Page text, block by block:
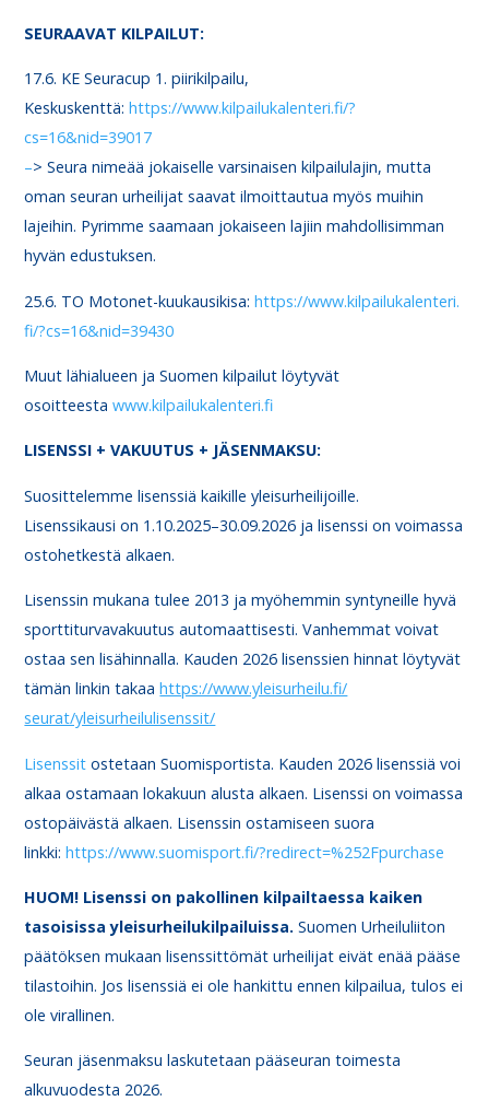
SEURAAVAT KILPAILUT:
17.6. KE Seuracup 1. piirikilpailu,
Keskuskenttä:https://www.kilpailukalenteri.fi/?
cs=16&nid=39017
–> Seura nimeää jokaiselle varsinaisen kilpailulajin, mutta
oman seuran urheilijat saavat ilmoittautua myös muihin
lajeihin. Pyrimme saamaan jokaiseen lajiin mahdollisimman
hyvän edustuksen.
25.6. TO Motonet-kuukausikisa:https://www.kilpailukalenteri.
fi/?cs=16&nid=39430
Muut lähialueen ja Suomen kilpailut löytyvät
osoitteestawww.kilpailukalenteri.fi
LISENSSI + VAKUUTUS + JÄSENMAKSU:
Suosittelemme lisenssiä kaikille yleisurheilijoille.
Lisenssikausi on 1.10.2025–30.09.2026 ja lisenssi on voimassa
ostohetkestä alkaen.
Lisenssin mukana tulee 2013 ja myöhemmin syntyneille hyvä
sporttiturvavakuutus automaattisesti. Vanhemmat voivat
ostaa sen lisähinnalla. Kauden 2026 lisenssien hinnat löytyvät
tämän linkin takaahttps://www.yleisurheilu.fi/
seurat/yleisurheilulisenssit/
Lisenssit ostetaan Suomisportista. Kauden 2026 lisenssiä voi
alkaa ostamaan lokakuun alusta alkaen. Lisenssi on voimassa
ostopäivästä alkaen. Lisenssin ostamiseen suora
linkki:https://www.suomisport.fi/?redirect=%252Fpurchase
HUOM! Lisenssi on pakollinen kilpailtaessa kaiken
tasoisissa yleisurheilukilpailuissa.Suomen Urheiluliiton
päätöksen mukaan lisenssittömät urheilijat eivät enää pääse
tilastoihin. Jos lisenssiä ei ole hankittu ennen kilpailua, tulos ei
ole virallinen.
Seuran jäsenmaksu laskutetaan pääseuran toimesta
alkuvuodesta 2026.